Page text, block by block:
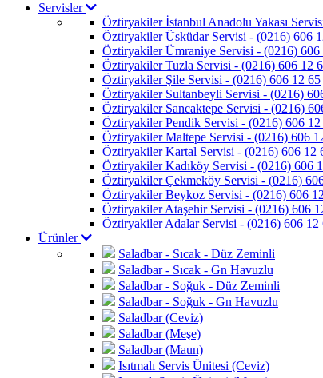
Servisler
Öztiryakiler İstanbul Anadolu Yakası
Öztiryakiler Üsküdar Servisi - (0216) 606
Öztiryakiler Ümraniye Servisi - (0216)
Öztiryakiler Tuzla Servisi - (0216) 606 12
Öztiryakiler Şile Servisi - (0216) 606 12 65
Öztiryakiler Sultanbeyli Servisi - (0216)
Öztiryakiler Sancaktepe Servisi - (0216)
Öztiryakiler Pendik Servisi - (0216) 606 12
Öztiryakiler Maltepe Servisi - (0216) 606
Öztiryakiler Kartal Servisi - (0216) 606 12
Öztiryakiler Kadıköy Servisi - (0216) 606
Öztiryakiler Çekmeköy Servisi - (0216)
Öztiryakiler Beykoz Servisi - (0216) 606
Öztiryakiler Ataşehir Servisi - (0216) 606
Öztiryakiler Adalar Servisi - (0216) 606 12
Ürünler
Saladbar - Sıcak - Düz Zeminli
Saladbar - Sıcak - Gn Havuzlu
Saladbar - Soğuk - Düz Zeminli
Saladbar - Soğuk - Gn Havuzlu
Saladbar (Ceviz)
Saladbar (Meşe)
Saladbar (Maun)
Isıtmalı Servis Ünitesi (Ceviz)